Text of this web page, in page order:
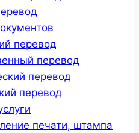
перевод
перевод
перевод
перевод
печати, штампа